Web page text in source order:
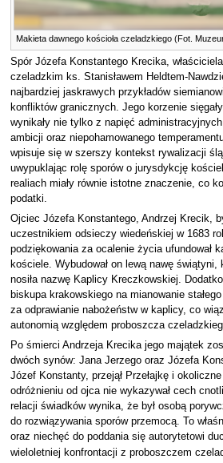
Makieta dawnego kościoła czeladzkiego (Fot.
Spór Józefa Konstantego Krecika,
czeladzkim ks. Stanisławem Heldtem-
najbardziej jaskrawych przykładów
konfliktów granicznych. Jego korzenie
wynikały nie tylko z napięć
ambicji oraz niepohamowanego
wpisuje się w szerszy kontekst rywalizacji
uwypuklając rolę sporów o jurysdykcję
realiach miały równie istotne znaczenie, co
podatki.
Ojciec Józefa Konstantego, Andrzej Krecik,
uczestnikiem odsieczy wiedeńskiej w 1683
podziękowania za ocalenie życia ufundował
kościele. Wybudował on lewą nawę
nosiła nazwę Kaplicy Kreczkowskiej.
biskupa krakowskiego na mianowanie
za odprawianie nabożeństw w kaplicy, co
autonomią względem proboszcza
Po śmierci Andrzeja Krecika jego majątek
dwóch synów: Jana Jerzego oraz Józefa
Józef Konstanty, przejął Przełajkę i
odróżnieniu od ojca nie wykazywał cech
relacji świadków wynika, że był osobą
do rozwiązywania sporów przemocą. To
oraz niechęć do poddania się autorytetowi
wieloletniej konfrontacji z proboszczem